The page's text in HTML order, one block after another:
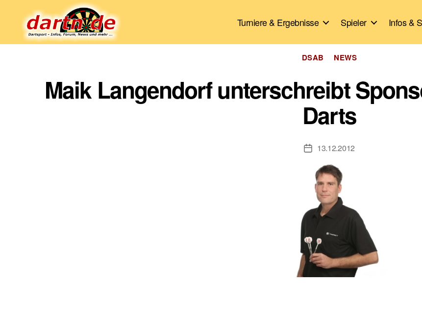
Turniere & Ergebnisse Spieler Infos &
Kategorien
DSAB NEWS
Maik Langendorf unterschreibt
Darts
Veröffentlichungsdatum
13.12.2012